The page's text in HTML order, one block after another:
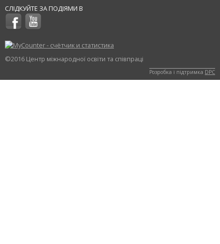
СЛІДКУЙТЕ ЗА ПОДІЯМИ В
©2016 Центр міжнародної освіти та співпраці
Розробка і підтримка DPC